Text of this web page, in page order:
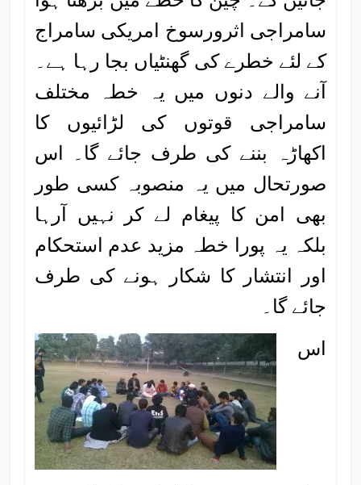
سامراجی اثرورسوخ امریکی سامراج
کے لئے خطرے کی گھنٹیاں بجا رہا ہے۔
آنے والے دنوں میں یہ خطہ مختلف
سامراجی قوتوں کی لڑائیوں کا
اکھاڑہ بننے کی طرف جائے گا۔ اس
صورتحال میں یہ منصوبہ کسی طور
بھی امن کا پیغام لے کر نہیں آرہا
بلکہ یہ پورا خطہ مزید عدم استحکام
اور انتشار کا شکار ہونے کی طرف
جائے گا۔
اس